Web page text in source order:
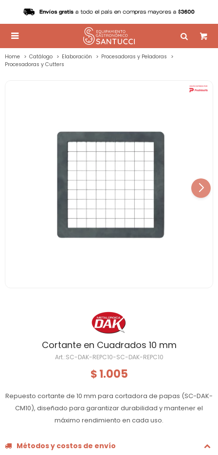

Home Catálogo Elaboración
Procesadoras y Peladoras
Procesadoras y Cutters
Cortante en Cuadrados 10 mm
SC-DAK-REPC10-SC-DAK-REPC10
$ 1.005
Repuesto cortante de 10 mm para cortadora de papas (SC-DAK-
CM10), diseñado para garantizar durabilidad y mantener el
máximo rendimiento en cada uso.
Métodos y costos de envío